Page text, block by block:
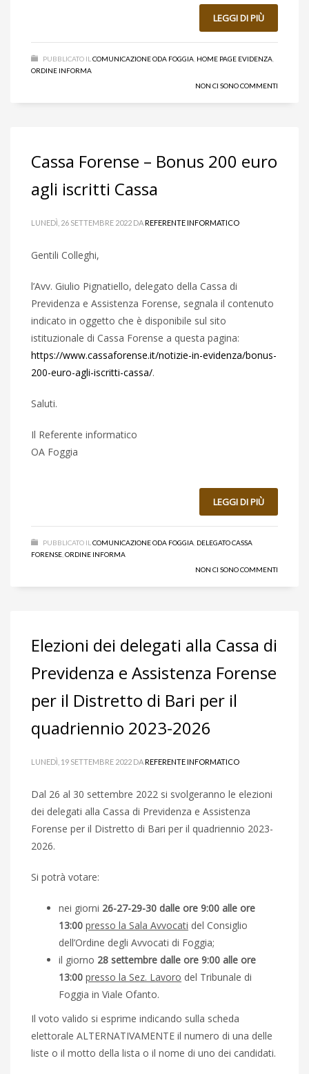
LEGGI DI PIÙ
PUBBLICATO IL COMUNICAZIONE ODA FOGGIA HOME PAGE EVIDENZA
ORDINE INFORMA
NON CI SONO COMMENTI
Cassa Forense – Bonus 200 euro
agli iscritti Cassa
LUNEDÌ, 26 SETTEMBRE 2022 DAREFERENTE INFORMATICO
Gentili Colleghi,
l’Avv. Giulio Pignatiello, delegato della Cassa di
Previdenza e Assistenza Forense, segnala il contenuto
indicato in oggetto che è disponibile sul sito
istituzionale di Cassa Forense a questa pagina:
https://www.cassaforense.it/notizie-in-evidenza/bonus-
200-euro-agli-iscritti-cassa/.
Saluti.
Il Referente informatico
OA Foggia
LEGGI DI PIÙ
PUBBLICATO IL COMUNICAZIONE ODA FOGGIA DELEGATO CASSA
FORENSE ORDINE INFORMA
NON CI SONO COMMENTI
Elezioni dei delegati alla Cassa di
Previdenza e Assistenza Forense
per il Distretto di Bari per il
quadriennio 2023-2026
LUNEDÌ, 19 SETTEMBRE 2022 DAREFERENTE INFORMATICO
Dal 26 al 30 settembre 2022 si svolgeranno le elezioni
dei delegati alla Cassa di Previdenza e Assistenza
Forense per il Distretto di Bari per il quadriennio 2023-
2026.
Si potrà votare:
nei giorni 26-27-29-30 dalle ore 9:00 alle ore
13:00 presso la Sala Avvocati del Consiglio
dell’Ordine degli Avvocati di Foggia;
il giorno 28 settembre dalle ore 9:00 alle ore
13:00 presso la Sez. Lavoro del Tribunale di
Foggia in Viale Ofanto.
Il voto valido si esprime indicando sulla scheda
elettorale ALTERNATIVAMENTE il numero di una delle
liste o il motto della lista o il nome di uno dei candidati.